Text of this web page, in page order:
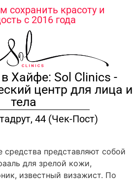
сохранить красоту и
с 2016 года
Хайфе: Sol Clinics -
центр для лица и
тела
44 (Чек-Пост)
представляют собой
для зрелой кожи,
известный визажист. По